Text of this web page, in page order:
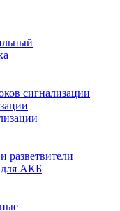
сигнализации
разветвители
для АКБ